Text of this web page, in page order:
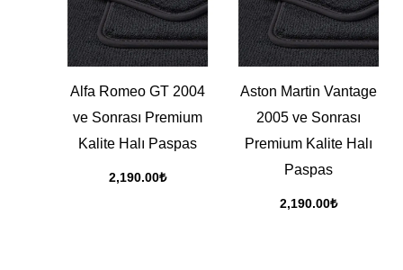
Alfa Romeo GT 2004
ve Sonrası Premium
Kalite Halı Paspas
2,190.00₺
Aston Martin Vantage
2005 ve Sonrası
Premium Kalite Halı
Paspas
2,190.00₺